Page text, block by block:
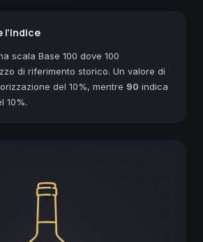
l'Indice
scala Base 100 dove 100
di riferimento storico. Un valore di
del 10%, mentre 90 indica
10%.